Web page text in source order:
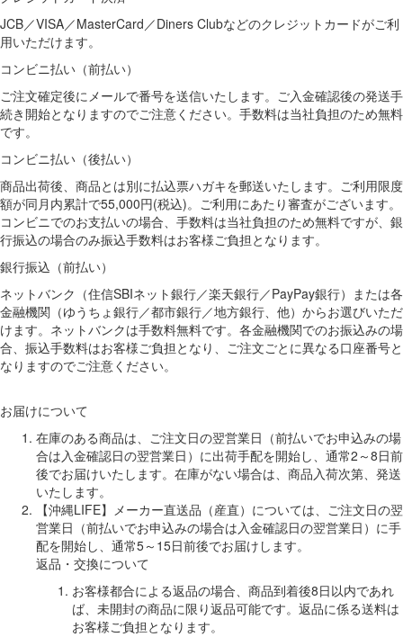
JCB／VISA／MasterCard／Diners Clubなどのクレジットカードがご利
用いただけます。
コンビニ払い（前払い）
ご注文確定後にメールで番号を送信いたします。ご入金確認後の発送手
続き開始となりますのでご注意ください。手数料は当社負担のため無料
です。
コンビニ払い（後払い）
商品出荷後、商品とは別に払込票ハガキを郵送いたします。ご利用限度
額が同月内累計で55,000円(税込)。ご利用にあたり審査がございます。
コンビニでのお支払いの場合、手数料は当社負担のため無料ですが、銀
行振込の場合のみ振込手数料はお客様ご負担となります。
銀行振込（前払い）
ネットバンク（住信SBIネット銀行／楽天銀行／PayPay銀行）または各
金融機関（ゆうちょ銀行／都市銀行／地方銀行、他）からお選びいただ
けます。ネットバンクは手数料無料です。各金融機関でのお振込みの場
合、振込手数料はお客様ご負担となり、ご注文ごとに異なる口座番号と
なりますのでご注意ください。
お届けについて
在庫のある商品は、ご注文日の翌営業日（前払いでお申込みの場
合は入金確認日の翌営業日）に出荷手配を開始し、通常2～8日前
後でお届けいたします。在庫がない場合は、商品入荷次第、発送
いたします。
【沖縄LIFE】メーカー直送品（産直）については、ご注文日の翌
営業日（前払いでお申込みの場合は入金確認日の翌営業日）に手
配を開始し、通常5～15日前後でお届けします。
返品・交換について
お客様都合による返品の場合、商品到着後8日以内であれ
ば、未開封の商品に限り返品可能です。返品に係る送料は
お客様ご負担となります。